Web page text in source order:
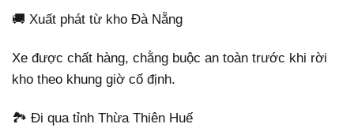
🚚 Xuất phát từ kho Đà Nẵng
Xe được chất hàng, chằng buộc an toàn trước khi rời
kho theo khung giờ cố định.
🏞️ Đi qua tỉnh Thừa Thiên Huế